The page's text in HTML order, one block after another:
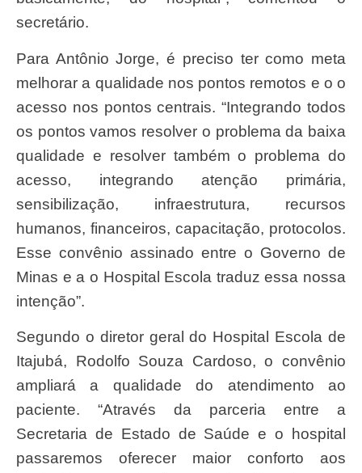
secretário.
Para Antônio Jorge, é preciso ter como meta
melhorar a qualidade nos pontos remotos e o o
acesso nos pontos centrais. “Integrando todos
os pontos vamos resolver o problema da baixa
qualidade e resolver também o problema do
acesso, integrando atenção primária,
sensibilização, infraestrutura, recursos
humanos, financeiros, capacitação, protocolos.
Esse convênio assinado entre o Governo de
Minas e a o Hospital Escola traduz essa nossa
intenção”.
Segundo o diretor geral do Hospital Escola de
Itajubá, Rodolfo Souza Cardoso, o convênio
ampliará a qualidade do atendimento ao
paciente. “Através da parceria entre a
Secretaria de Estado de Saúde e o hospital
passaremos oferecer maior conforto aos